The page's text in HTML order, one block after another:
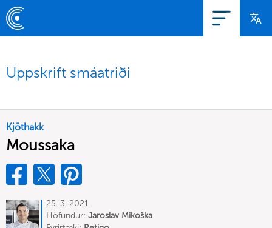
Uppskrift smáatriði
Kjöthakk
Moussaka
25. 3. 2021
Höfundur: Jaroslav Mikoška